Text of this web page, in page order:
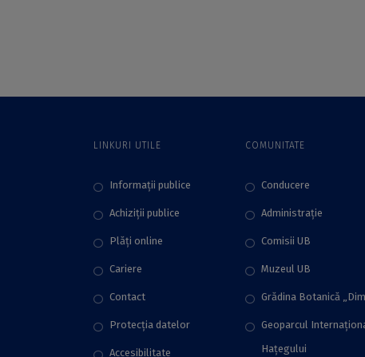
din cadrul ICUB
LINKURI UTILE
Informații publice
Achiziții publice
Plăţi online
Cariere
Contact
Protecţia datelor
Accesibilitate
COMUNITATE
Conducere
Administraţie
Comisii UB
Muzeul UB
Grădina Botanică
Geoparcul
Hațegului